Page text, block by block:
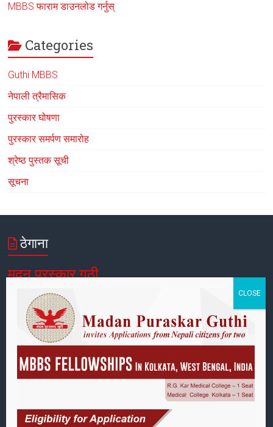
MBBS फाराम डाउनलोड गर्नुस्
Categories
Guthi MBBS
नेपाली त्रैमासिक
पुरस्कार घोषणा
पुरस्कार समर्पण समारोह
श्रेष्ठ पुस्तक सूची
सूचना
ठेगाना
मदन पुरस्कार गुठी
पोष्ट बक्स नं:४२,
पाटनढोका, ललितपुर, नेपाल
९७७-१-५४२१३९३, ५४४९९४८
info@mpp.org.np
कार्यालय समय
शनिबार:बन्द